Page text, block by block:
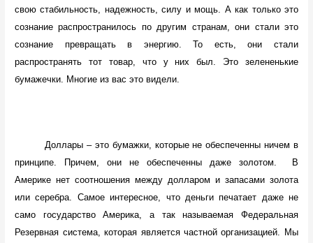
свою стабильность, надежность, силу и мощь. А как только это
сознание распространилось по другим странам, они стали это
сознание превращать в энергию. То есть, они стали
распространять тот товар, что у них был. Это зелененькие
бумажечки. Многие из вас это видели.
Доллары – это бумажки, которые не обеспеченны ничем в
принципе. Причем, они не обеспеченны даже золотом.
В
Америке нет соотношения между долларом и запасами золота
или серебра. Самое интересное, что деньги печатает даже не
само государство Америка, а так называемая Федеральная
Резервная система, которая является частной организацией. Мы